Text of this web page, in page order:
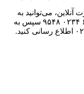
می‌توانید به
کارت مشق شب پرداخت کنید ۶۰۳۷ ۶۹۷۵ ۰۲۳۴ ۹۵۴۸ سپس به